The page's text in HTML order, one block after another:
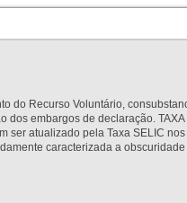
do Recurso Voluntário,
embargos de declaração.
atualizado pela Taxa SELIC nos
caracterizada a